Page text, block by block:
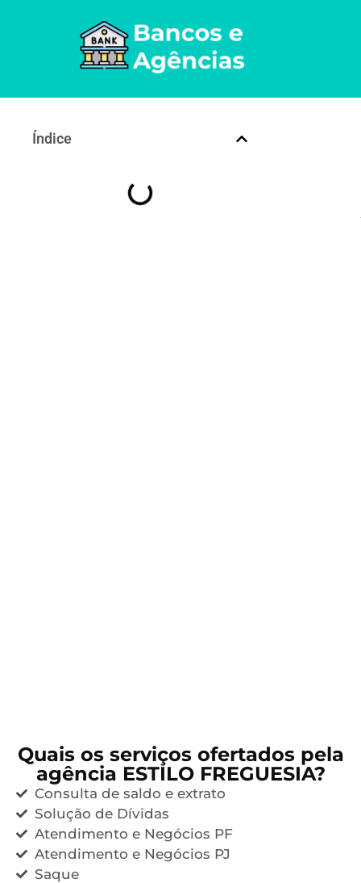
Índice
Quais os serviços ofertados pela
agência ESTILO FREGUESIA?
Consulta de saldo e extrato
Solução de Dívidas
Atendimento e Negócios PF
Atendimento e Negócios PJ
Saque